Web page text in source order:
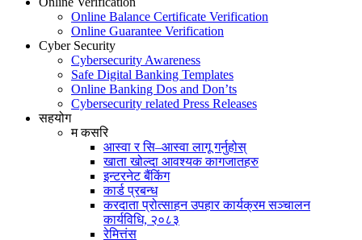
Online Balance Certificate Verification
Online Guarantee Verification
Cyber Security
Cybersecurity Awareness
Safe Digital Banking Templates
Online Banking Dos and Don’ts
Cybersecurity related Press Releases
सहयोग
म कसरि
आस्वा र सि–आस्वा लागू गर्नुहोस्
खाता खोल्दा आवश्यक कागजातहरु
इन्टरनेट बैंकिंग
कार्ड प्रबन्ध
करदाता प्रोत्साहन उपहार कार्यक्रम सञ्चालन
कार्यविधि, २०८३
रेमित्तंस